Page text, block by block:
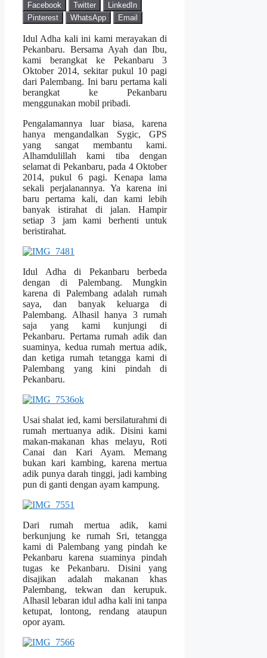
Facebook Twitter
LinkedIn
Pinterest
WhatsApp Email
Idul Adha kali ini kami merayakan di
Pekanbaru. Bersama Ayah dan Ibu,
kami berangkat ke Pekanbaru 3
Oktober 2014, sekitar pukul 10 pagi
dari Palembang. Ini baru pertama kali
berangkat ke Pekanbaru
menggunakan mobil pribadi.
Pengalamannya luar biasa, karena
hanya mengandalkan Sygic, GPS
yang sangat membantu kami.
Alhamdulillah kami tiba dengan
selamat di Pekanbaru, pada 4 Oktober
2014, pukul 6 pagi. Kenapa lama
sekali perjalanannya. Ya karena ini
baru pertama kali, dan kami lebih
banyak istirahat di jalan. Hampir
setiap 3 jam kami berhenti untuk
beristirahat.
Idul Adha di Pekanbaru berbeda
dengan di Palembang. Mungkin
karena di Palembang adalah rumah
saya, dan banyak keluarga di
Palembang. Alhasil hanya 3 rumah
saja yang kami kunjungi di
Pekanbaru. Pertama rumah adik dan
suaminya, kedua rumah mertua adik,
dan ketiga rumah tetangga kami di
Palembang yang kini pindah di
Pekanbaru.
Usai shalat ied, kami bersilaturahmi di
rumah mertuanya adik. Disini kami
makan-makanan khas melayu, Roti
Canai dan Kari Ayam. Memang
bukan kari kambing, karena mertua
adik punya darah tinggi, jadi kambing
pun di ganti dengan ayam kampung.
Dari rumah mertua adik, kami
berkunjung ke rumah Sri, tetangga
kami di Palembang yang pindah ke
Pekanbaru karena suaminya pindah
tugas ke Pekanbaru. Disini yang
disajikan adalah makanan khas
Palembang, tekwan dan kerupuk.
Alhasil lebaran idul adha kali ini tanpa
ketupat, lontong, rendang ataupun
opor ayam.